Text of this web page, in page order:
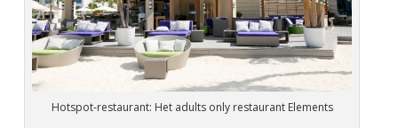
Hotspot-restaurant: Het adults only restaurant Elements